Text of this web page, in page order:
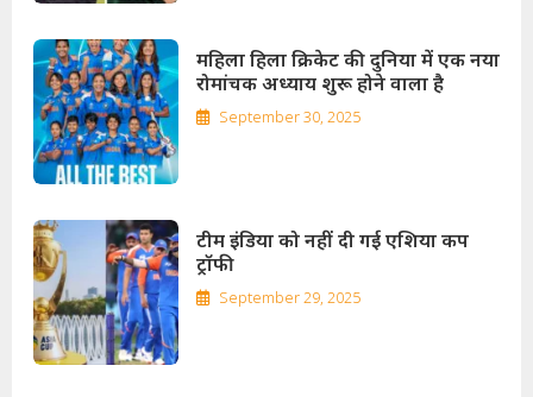
महिला हिला क्रिकेट की दुनिया में एक नया
रोमांचक अध्याय शुरू होने वाला है
September 30, 2025
टीम इंडिया को नहीं दी गई एशिया कप
ट्रॉफी
September 29, 2025